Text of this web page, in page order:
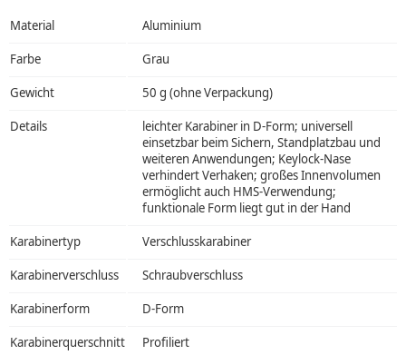
Material Aluminium
Farbe Grau
Gewicht 50 g (ohne Verpackung)
Details
leichter Karabiner in D-Form; universell
einsetzbar beim Sichern, Standplatzbau und
weiteren Anwendungen; Keylock-Nase
verhindert Verhaken; großes Innenvolumen
ermöglicht auch HMS-Verwendung;
funktionale Form liegt gut in der Hand
Karabinertyp Verschlusskarabiner
Karabinerverschluss Schraubverschluss
Karabinerform D-Form
Karabinerquerschnitt Profiliert